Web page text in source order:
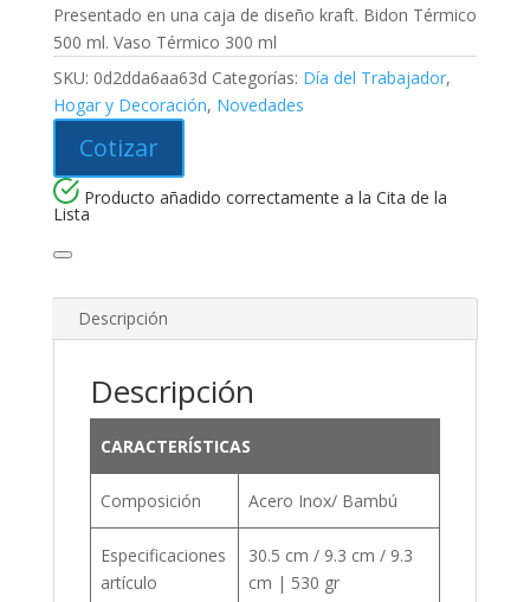
Presentado en una caja de diseño kraft. Bidon Térmico
500 ml. Vaso Térmico 300 ml
SKU: 0d2dda6aa63d Categorías: Día del Trabajador,
Hogar y Decoración, Novedades
Cotizar
Producto añadido correctamente a la Cita de la
Lista
Descripción
Descripción
CARACTERÍSTICAS
Composición Acero Inox/ Bambú
Especificaciones
artículo
30.5 cm / 9.3 cm / 9.3
cm | 530 gr